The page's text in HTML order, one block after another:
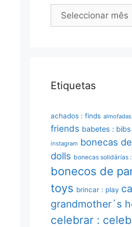
Arquivo
Etiquetas
achados : finds
friends babetes : bibs
instagram bonecas
dolls bonecas solidárias
bonecos de
toys brincar : play
grandmother´s
celebrar :